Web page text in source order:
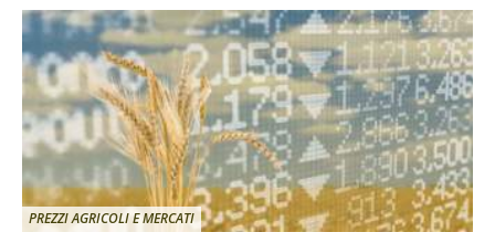
PREZZI AGRICOLI E MERCATI